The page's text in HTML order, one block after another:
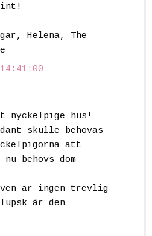
Helena, The
hus!
skulle behövas
att
behövs dom
är ingen trevlig
är den